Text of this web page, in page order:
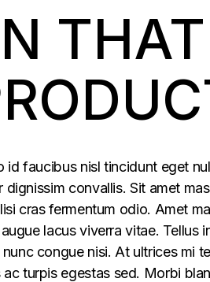
faucibus nisl tincidunt eget
dignissim convallis. Sit amet
cras fermentum odio. Amet
lacus viverra vitae. Tellus
congue nisi. At ultrices mi
turpis egestas sed. Morbi